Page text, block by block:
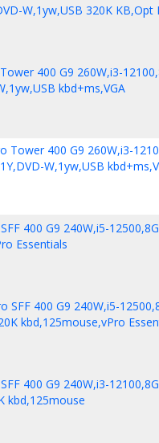
W,1yw,USB 320K KB,Opt
400 G9 260W,i3-
kbd+ms,VGA
Tower 400 G9 260W,i3-
W,1yw,USB
400 G9 240W,i5-
Essentials
SFF 400 G9 240W,i5-
kbd,125mouse,vPro
400 G9 240W,i3-
kbd,125mouse